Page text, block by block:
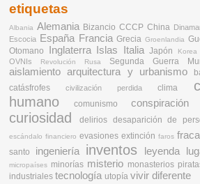
etiquetas
Albania Alemania Bizancio CCCP China
Escocia España Francia Grecia Groenlandia
Otomano
Inglaterra Islas Italia Japón
OVNIs Revolución Rusa Segunda Guerra
aislamiento arquitectura y urbanismo
catásfrofes civilización perdida clima
humano
comunismo conspiración
curiosidad delirios desaparición de
escándalo financiero evasiones extinción faros
santo
ingeniería inventos leyenda
micropaíses minorías misterio monasterios
industriales tecnología utopía vivir diferente